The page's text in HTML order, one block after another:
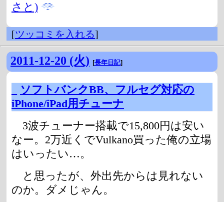
さと)
[ツッコミを入れる]
2011-12-20 (火) [長年日記]
ソフトバンクBB、フルセグ対応の
iPhone/iPad用チューナ
3波チューナー搭載で15,800円は安い
なー。2万近くでVulkano買った俺の立場
はいったい…。
と思ったが、外出先からは見れない
のか。ダメじゃん。